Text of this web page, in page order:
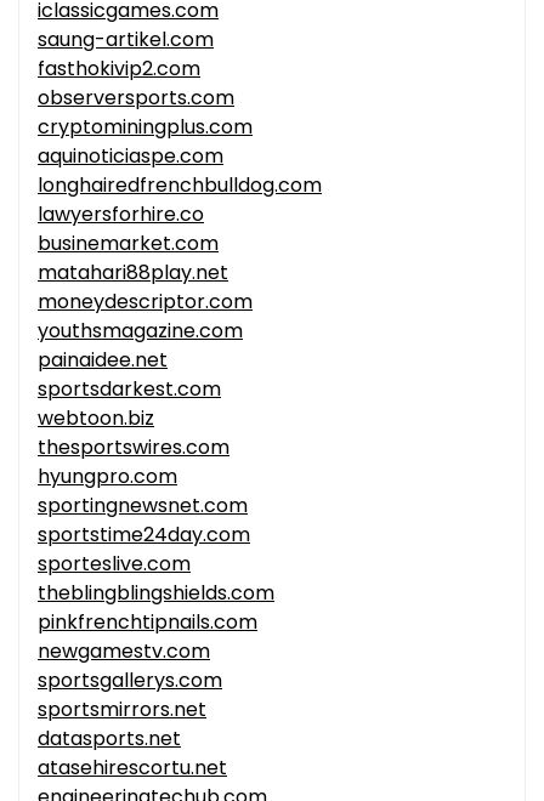
iclassicgames.com
saung-artikel.com
fasthokivip2.com
observersports.com
cryptominingplus.com
aquinoticiaspe.com
longhairedfrenchbulldog.com
lawyersforhire.co
businemarket.com
matahari88play.net
moneydescriptor.com
youthsmagazine.com
painaidee.net
sportsdarkest.com
webtoon.biz
thesportswires.com
hyungpro.com
sportingnewsnet.com
sportstime24day.com
sporteslive.com
theblingblingshields.com
pinkfrenchtipnails.com
newgamestv.com
sportsgallerys.com
sportsmirrors.net
datasports.net
atasehirescortu.net